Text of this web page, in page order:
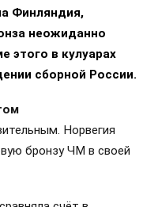
Финляндия,
неожиданно
этого в кулуарах
сборной России.
Норвегия
бронзу ЧМ в своей